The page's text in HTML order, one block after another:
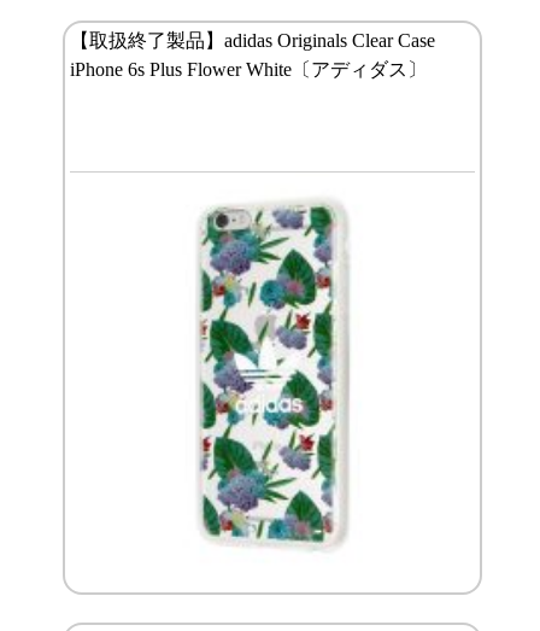
【取扱終了製品】adidas Originals Clear Case
iPhone 6s Plus Flower White〔アディダス〕